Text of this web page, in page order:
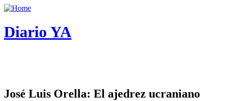
Diario YA
José Luis Orella: El ajedrez ucraniano